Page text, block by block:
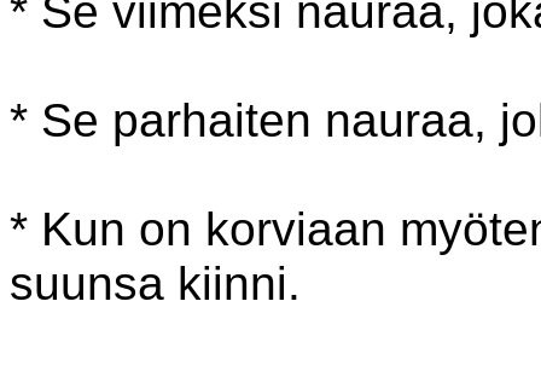
* Se viimeksi nauraa,
* Se parhaiten nauraa,
* Kun on korviaan
suunsa kiinni.